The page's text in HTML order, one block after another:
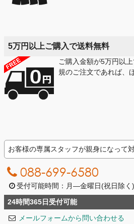
5万円以上ご購入で送料無料
ご購入金額が5万円以
規のご注文であれば、
お客様の専属スタッフが親身になって
088-699-6580
受付可能時間：月―金曜日(祝日除
24時間365日受付可能
メールフォームから問い合わせる